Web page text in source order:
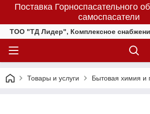
Поставка Горноспасательного
самоспасатели
ТОО "ТД Лидер", Комплексное
Товары и услуги Бытовая химия